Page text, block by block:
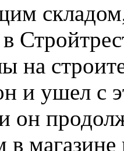
в
на
и ушел с
он
в